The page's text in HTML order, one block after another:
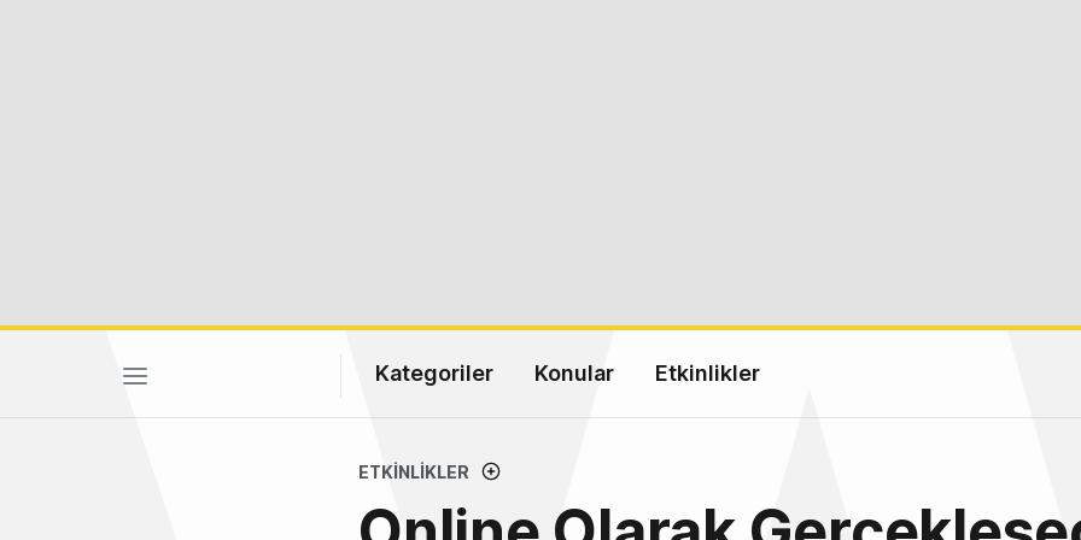
Kategoriler Konular Etkinlikler
ETKINLIKLER